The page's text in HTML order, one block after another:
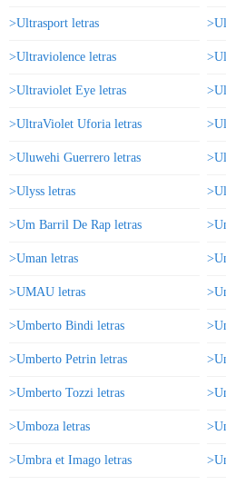
>Ultrasport letras
>Ultraviolence letras
>Ultraviolet Eye letras
>UltraViolet Uforia letras
>Uluwehi Guerrero letras
>Ulyss letras
>Um Barril De Rap letras
>Uman letras
>UMAU letras
>Umberto Bindi letras
>Umberto Petrin letras
>Umberto Tozzi letras
>Umboza letras
>Umbra et Imago letras